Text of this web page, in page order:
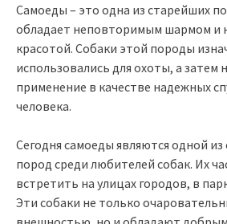
Самоеды – это одна из старейших
обладает неповторимым шармом и
красотой. Собаки этой породы
использовались для охоты, а затем
применение в качестве надежных
человека.
Сегодня самоеды являются одной
пород среди любителей собак. Их
встретить на улицах городов, в
Эти собаки не только